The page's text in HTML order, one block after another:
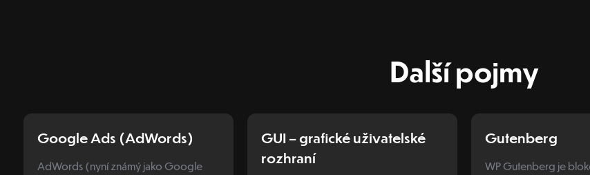
Další pojmy
Google Ads (AdWords)
AdWords (nyní známý jako Google
GUI – grafické uživatelské
rozhraní
Gutenberg
WP Gutenberg je